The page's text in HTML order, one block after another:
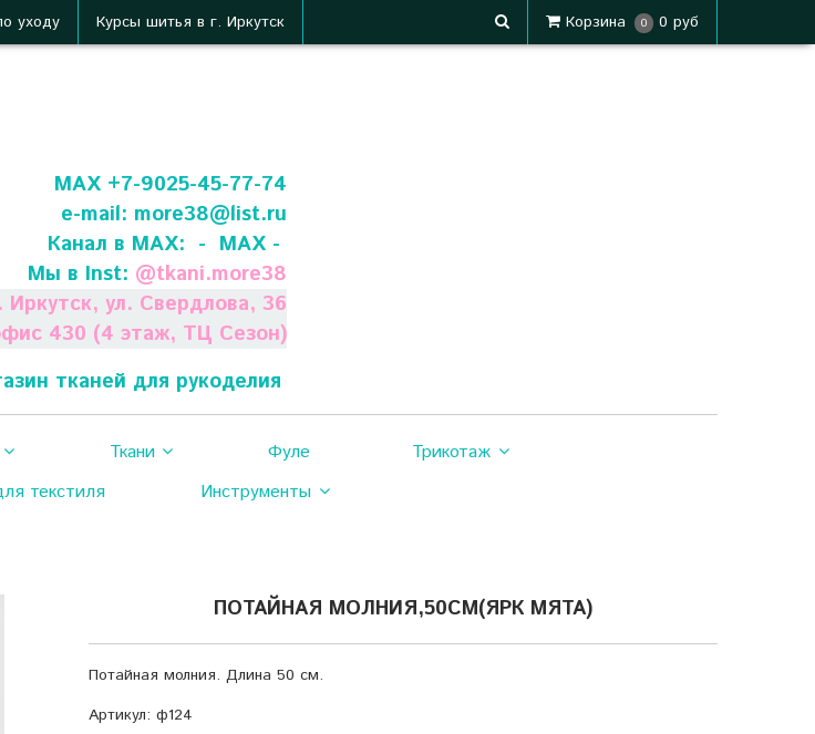
уходу Курсы шитья в г. Иркутск Корзина 0 0 руб
МАХ +7-9025-45-77-74
e-mail: more38@list.ru
Канал в МАХ: - МАХ -
Мы в Inst: @tkani.more38
Иркутск, ул. Свердлова, 36
430 (4 этаж, ТЦ Сезон)
тканей для рукоделия
Ткани Фуле
Трикотаж
текстиля Инструменты
ПОТАЙНАЯ МОЛНИЯ,50СМ(ЯРК МЯТА)
Потайная молния. Длина 50 см.
Артикул: ф124